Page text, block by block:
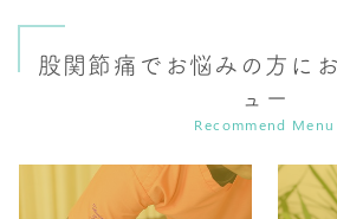
股関節痛でお悩みの方に
ュー
Recommend Menu